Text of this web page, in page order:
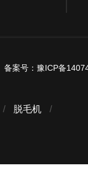
备案号： 豫ICP备
/ 脱毛机 /